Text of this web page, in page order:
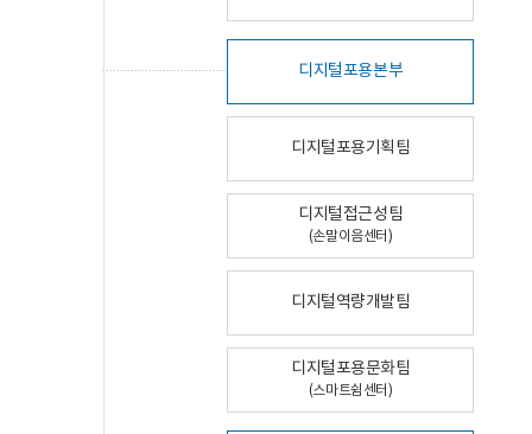
디지털포용본부
디지털포용기획팀
디지털접근성팀
(손말이음센터)
디지털역량개발팀
디지털포용문화팀
(스마트쉼센터)